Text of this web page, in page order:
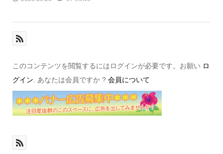
このコンテンツを閲覧するにはログインが必要です。お願い ロ
グイン . あなたは会員ですか ? 会員について